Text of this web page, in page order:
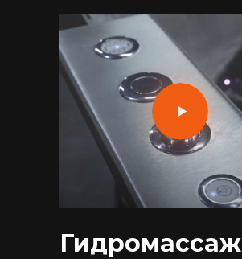
Гидромассаж